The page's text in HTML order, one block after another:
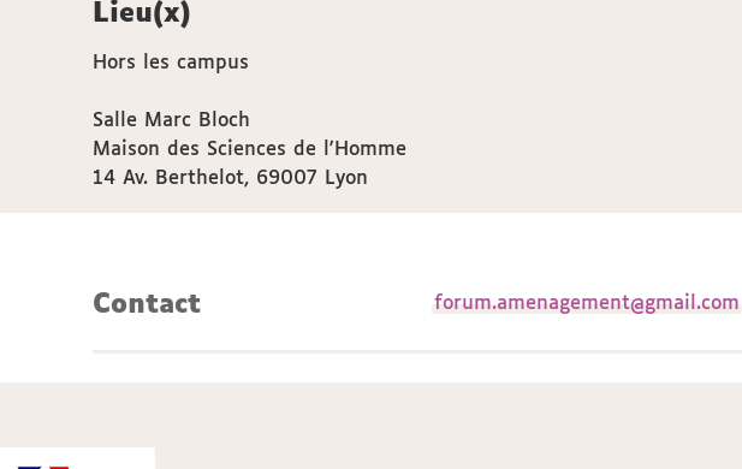
Lieu(x)
Hors les campus
Salle Marc Bloch
Maison des Sciences de l'Homme
14 Av. Berthelot, 69007 Lyon
Contact forum.amenagement@gmail.com